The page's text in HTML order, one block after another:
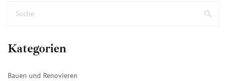
Kategorien
Bauen und Renovieren